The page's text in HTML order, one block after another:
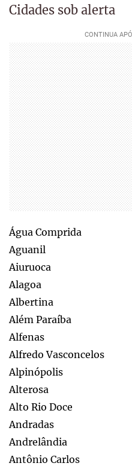
Cidades sob alerta
Água Comprida
Aguanil
Aiuruoca
Alagoa
Albertina
Além Paraíba
Alfenas
Alfredo Vasconcelos
Alpinópolis
Alterosa
Alto Rio Doce
Andradas
Andrelândia
Antônio Carlos